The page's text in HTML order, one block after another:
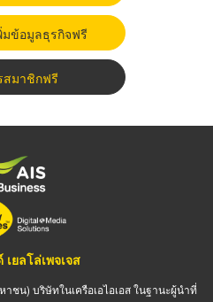
มข้อมูลธุรกิจฟรี
สมาชิกฟรี
ยลโล่เพจเจส
ชน) บริษัทในเครือเอไอเอส ในฐานะผู้นำที่